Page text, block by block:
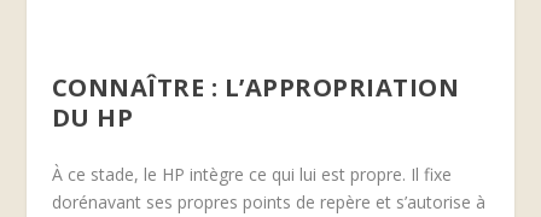
CONNAÎTRE : L’APPROPRIATION
DU HP
À ce stade, le HP intègre ce qui lui est propre. Il fixe
dorénavant ses propres points de repère et s’autorise à